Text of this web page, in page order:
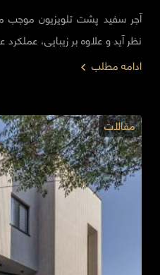
آجر سفید پشت تلویزیون موجب
نظر آید و علاوه بر زیبایی،
ادامه مطلب
مقالات